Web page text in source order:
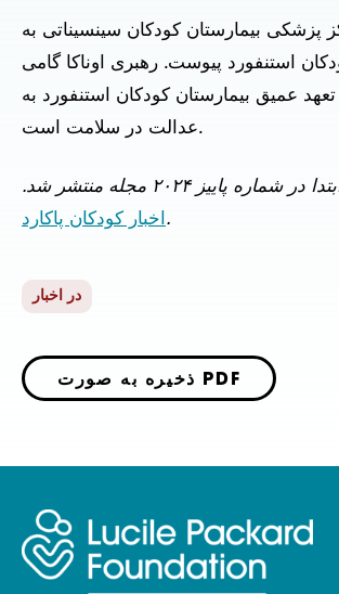
پزشکی بیمارستان کودکان سینسیناتی به
استنفورد پیوست. رهبری اوناکا گامی
عمیق بیمارستان کودکان استنفورد به
عدالت در سلامت است.
پاییز ۲۰۲۴ مجله منتشر شد.
اخبار کودکان پاکارد .
در اخبار
ذخیره به صورت PDF